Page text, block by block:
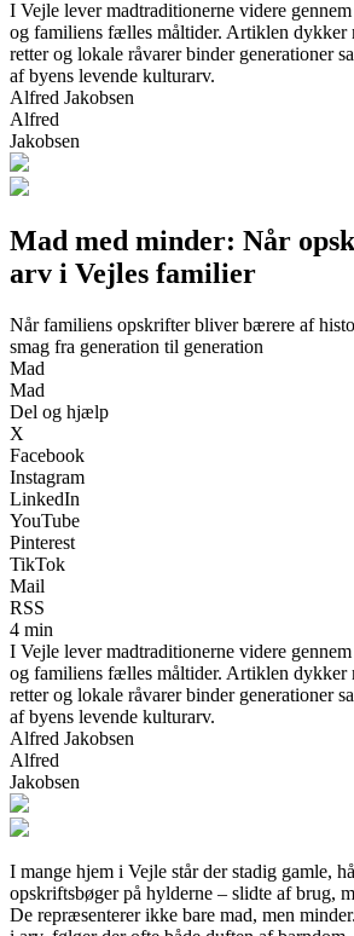
I Vejle lever madtraditionerne videre
og familiens fælles måltider. Artiklen dykker
retter og lokale råvarer binder generationer
af byens levende kulturarv.
Alfred Jakobsen
Alfred
Jakobsen
Mad med minder: Når
arv i Vejles familier
Når familiens opskrifter bliver bærere af
smag fra generation til generation
Mad
Mad
Del og hjælp
X
Facebook
Instagram
LinkedIn
YouTube
Pinterest
TikTok
Mail
RSS
4 min
I Vejle lever madtraditionerne videre
og familiens fælles måltider. Artiklen dykker
retter og lokale råvarer binder generationer
af byens levende kulturarv.
Alfred Jakobsen
Alfred
Jakobsen
I mange hjem i Vejle står der stadig gamle,
opskriftsbøger på hylderne – slidte af brug,
De repræsenterer ikke bare mad, men